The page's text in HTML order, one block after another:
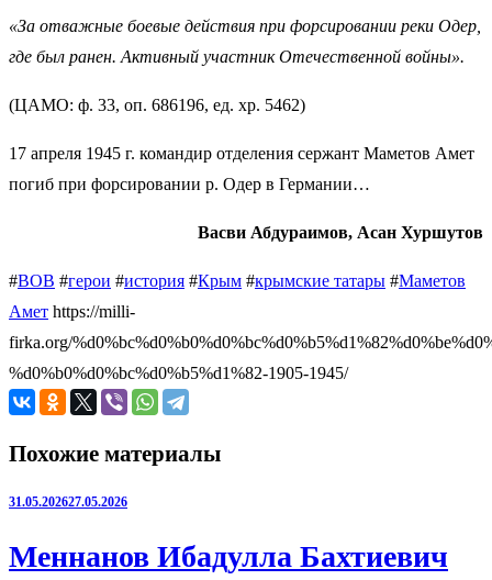
«За отважные боевые действия при форсировании реки Одер,
где был ранен. Активный участник Отечественной войны».
(ЦАМО: ф. 33, оп. 686196, ед. хр. 5462)
17 апреля 1945 г. командир отделения сержант Маметов Амет
погиб при форсировании р. Одер в Германии…
Васви Абдураимов, Асан Хуршутов
#ВОВ #герои #история #Крым #крымские татары #Маметов
Амет https://milli-
firka.org/
%d0%b0%d0%bc%d0%b5%d1%82-1905-1945/
Похожие материалы
31.05.202627.05.2026
Меннанов Ибадулла Бахтиевич